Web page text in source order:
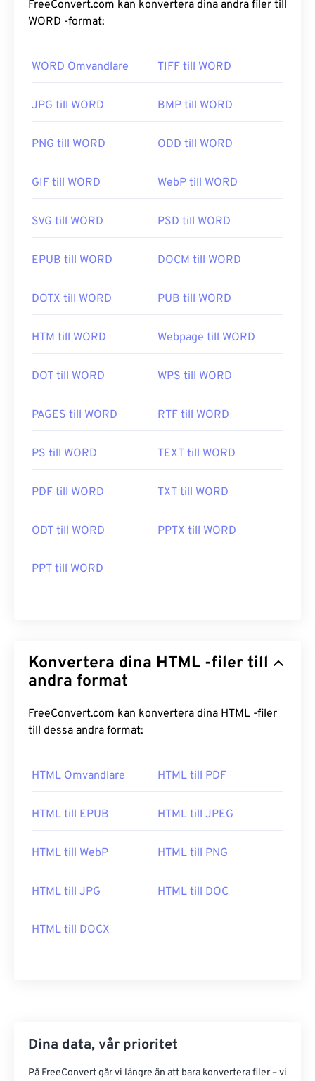
FreeConvert.com kan konvertera dina andra filer till
WORD -format:
WORD Omvandlare TIFF till WORD
JPG till WORD BMP till WORD
PNG till WORD ODD till WORD
GIF till WORD WebP till WORD
SVG till WORD PSD till WORD
EPUB till WORD DOCM till WORD
DOTX till WORD PUB till WORD
HTM till WORD Webpage till WORD
DOT till WORD WPS till WORD
PAGES till WORD RTF till WORD
PS till WORD TEXT till WORD
PDF till WORD TXT till WORD
ODT till WORD PPTX till WORD
PPT till WORD
Konvertera dina HTML -filer till
andra format
FreeConvert.com kan konvertera dina HTML -filer
till dessa andra format:
HTML Omvandlare HTML till PDF
HTML till EPUB HTML till JPEG
HTML till WebP HTML till PNG
HTML till JPG HTML till DOC
HTML till DOCX
Dina data, vår prioritet
På FreeConvert går vi längre än att bara konvertera filer – vi